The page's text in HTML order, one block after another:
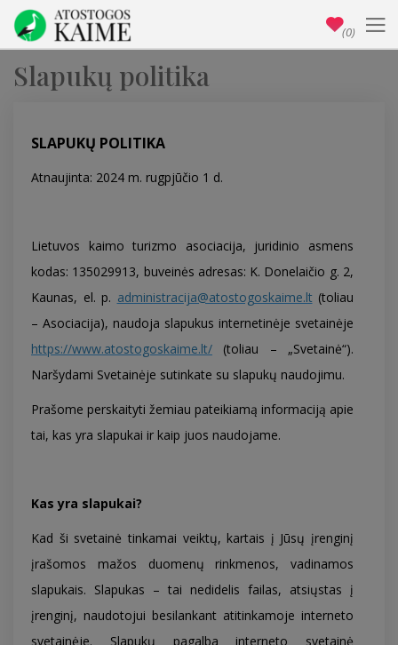
Slapukų politika
SLAPUKŲ POLITIKA
Atnaujinta: 2024 m. rugpjūčio 1 d.
Lietuvos kaimo turizmo asociacija, juridinio asmens
kodas: 135029913, buveinės adresas: K. Donelaičio g. 2,
Kaunas, el. p. administracija@atostogoskaime.lt (toliau
– Asociacija), naudoja slapukus internetinėje svetainėje
https://www.atostogoskaime.lt/
(toliau – „Svetainė“).
Naršydami Svetainėje sutinkate su slapukų naudojimu.
Prašome perskaityti žemiau pateikiamą informaciją apie
tai, kas yra slapukai ir kaip juos naudojame.
Kas yra slapukai?
Kad ši svetainė tinkamai veiktų, kartais į Jūsų įrenginį
įrašomos mažos duomenų rinkmenos, vadinamos
slapukais. Slapukas – tai nedidelis failas, atsiųstas į
įrenginį, naudotojui besilankant atitinkamoje interneto
svetainėje. Slapukų pagalba interneto svetainė
(0)